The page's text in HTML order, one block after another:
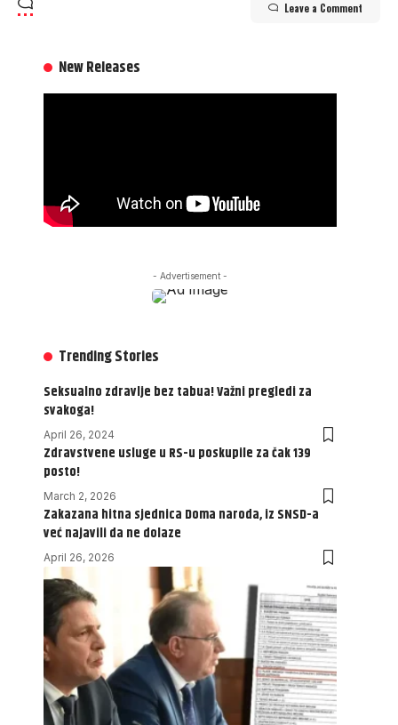
Leave a Comment
New Releases
- Advertisement -
Trending Stories
Seksualno zdravlje bez tabua! Važni pregledi za
svakoga!
April 26, 2024
Zdravstvene usluge u RS-u poskupile za čak 139
posto!
March 2, 2026
Zakazana hitna sjednica Doma naroda, iz SNSD-a
već najavili da ne dolaze
April 26, 2026